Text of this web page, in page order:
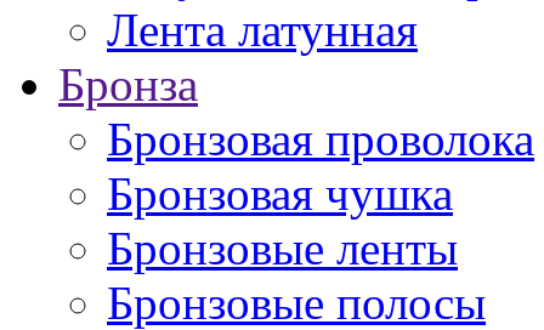
Лента латунная
Бронза
Бронзовая проволока
Бронзовая чушка
Бронзовые ленты
Бронзовые полосы